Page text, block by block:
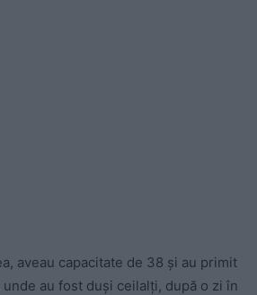
aveau capacitate de 38 și au primit
au fost duși ceilalți, după o zi în